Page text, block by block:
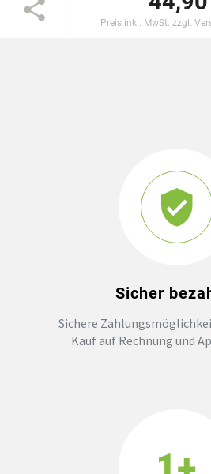
GROSSBESTELLUNGPreis inkl. MwSt. zzgl.
Sicher
Sichere
Kauf auf Rechnung und